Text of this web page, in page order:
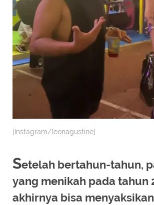
[Instagram/leonagustine]
Setelah bertahun-tahun,
yang menikah pada tahun
akhirnya bisa